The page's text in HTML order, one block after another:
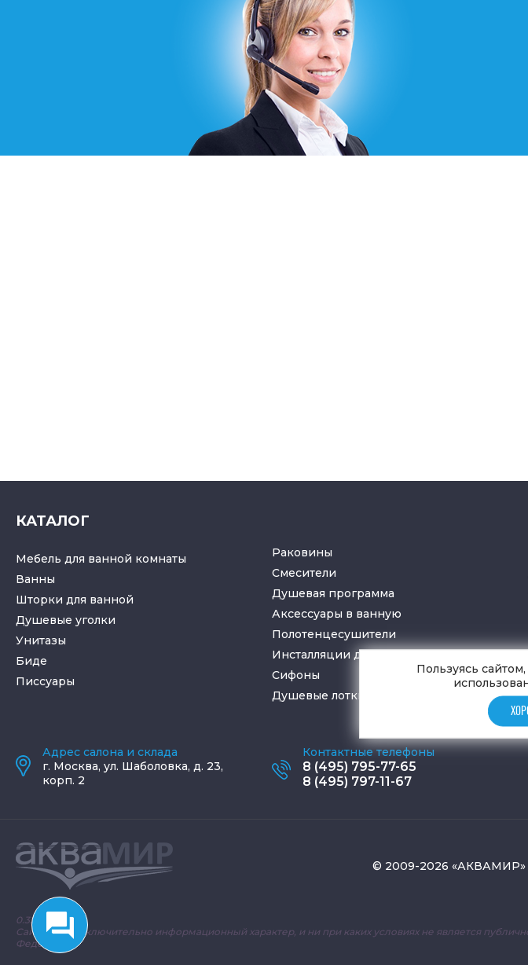
КАТАЛОГ
Мебель для ванной комнаты
Ванны
Шторки для ванной
Душевые уголки
Унитазы
Биде
Писсуары
Раковины
Смесители
Душевая программа
Аксессуары в ванную
Полотенцесушители
Инсталляции для санузлов
Cифоны
Душевые лотки
Адрес салона и склада
г. Москва, ул. Шаболовка, д. 23,
корп. 2
Контактные телефоны
8 (495) 795-77-65
8 (495) 797-11-67
© 2009-2026 «АКВАМИР»
0.3237 с.
Сайт носит исключительно информационный характер, и ни при каких условиях не является
Федерации.
Пользуясь